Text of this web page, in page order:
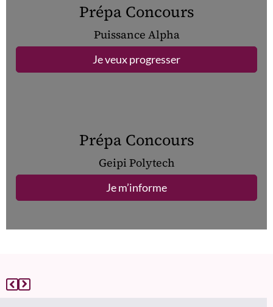
Prépa Concours
Puissance Alpha
Je veux progresser
Prépa Concours
Geipi Polytech
Je m’informe